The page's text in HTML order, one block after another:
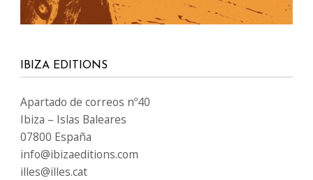
IBIZA EDITIONS
Apartado de correos nº40
Ibiza – Islas Baleares
07800 España
info@ibizaeditions.com
illes@illes.cat